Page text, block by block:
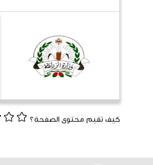
كيف تقيم محتوى الصفحة؟